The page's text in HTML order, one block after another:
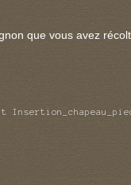
que vous avez